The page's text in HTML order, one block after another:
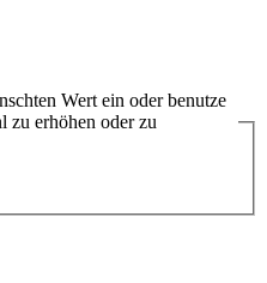
Wert ein oder benutze
zu erhöhen oder zu